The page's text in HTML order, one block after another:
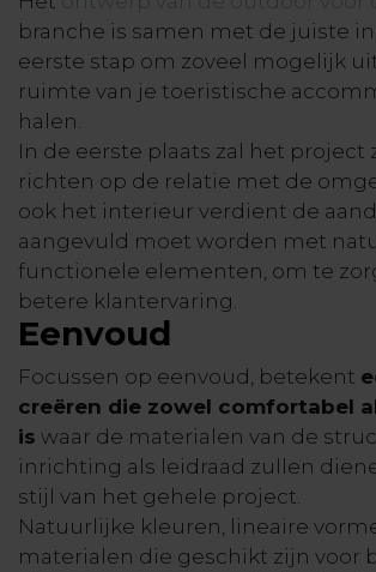
branche is samen met de juiste
eerste stap om zoveel mogelijk
ruimte van je toeristische
halen.
In de eerste plaats zal het project
richten op de relatie met de
ook het interieur verdient de
aangevuld moet worden met
functionele elementen, om te
betere klantervaring.
Eenvoud
Focussen op eenvoud, betekent
creëren die zowel comfortabel
is waar de materialen van de
inrichting als leidraad zullen
stijl van het gehele project.
Natuurlijke kleuren, lineaire
materialen die geschikt zijn voor